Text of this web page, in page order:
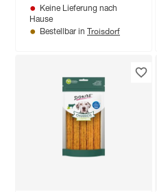
Keine Lieferung nach
Hause
Bestellbar in Troisdorf